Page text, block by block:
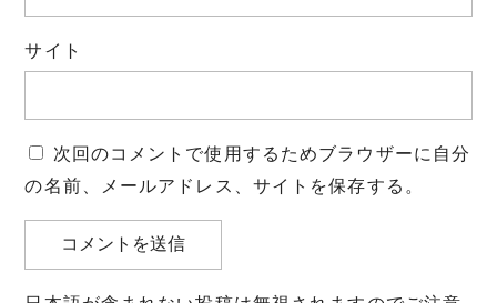
サイト
次回のコメントで使用するためブラウザーに自分
の名前、メールアドレス、サイトを保存する。